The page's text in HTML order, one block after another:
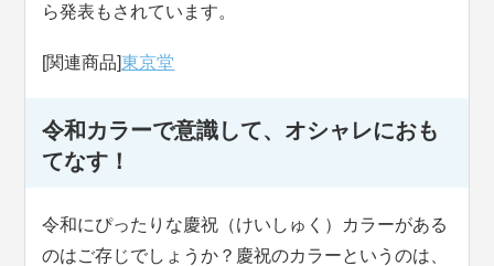
ら発表もされています。
[関連商品]東京堂
令和カラーで意識して、オシャレにおも
てなす！
令和にぴったりな慶祝（けいしゅく）カラーがある
のはご存じでしょうか？慶祝のカラーというのは、